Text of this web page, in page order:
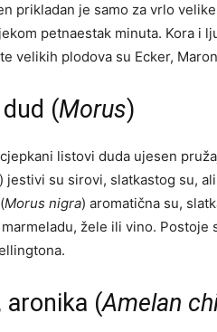
prikladan je samo za vrlo
petnaestak minuta. Kora i
velikih plodova su Ecker,
(Morus)
listovi duda ujesen
) jestivi su sirovi, slatkastog su,
Morus nigra) aromatična su,
žele ili vino.
aronika (Amelan